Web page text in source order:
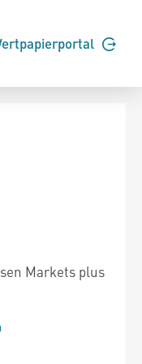
Markets plus